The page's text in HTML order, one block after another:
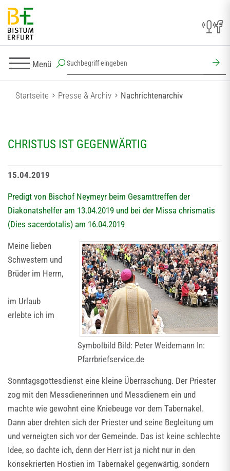
Menü
Startseite Presse & Archiv Nachrichtenarchiv
CHRISTUS IST GEGENWÄRTIG
15.04.2019
Predigt von Bischof Neymeyr beim Gesamttreffen der
Diakonatshelfer am 13.04.2019 und bei der Missa chrismatis
(Dies sacerdotalis) am 16.04.2019
Symbolbild Bild: Peter Weidemann In:
Pfarrbriefservice.de
Meine lieben
Schwestern und
Brüder im Herrn,
im Urlaub
erlebte ich im
Sonntagsgottesdienst eine kleine Überraschung. Der Priester
zog mit den Messdienerinnen und Messdienern ein und
machte wie gewohnt eine Kniebeuge vor dem Tabernakel.
Dann aber drehten sich der Priester und seine Begleitung um
und verneigten sich vor der Gemeinde. Das ist keine schlechte
Idee, so dachte ich, denn der Herr ist ja nicht nur in den
konsekrierten Hostien im Tabernakel gegenwärtig, sondern